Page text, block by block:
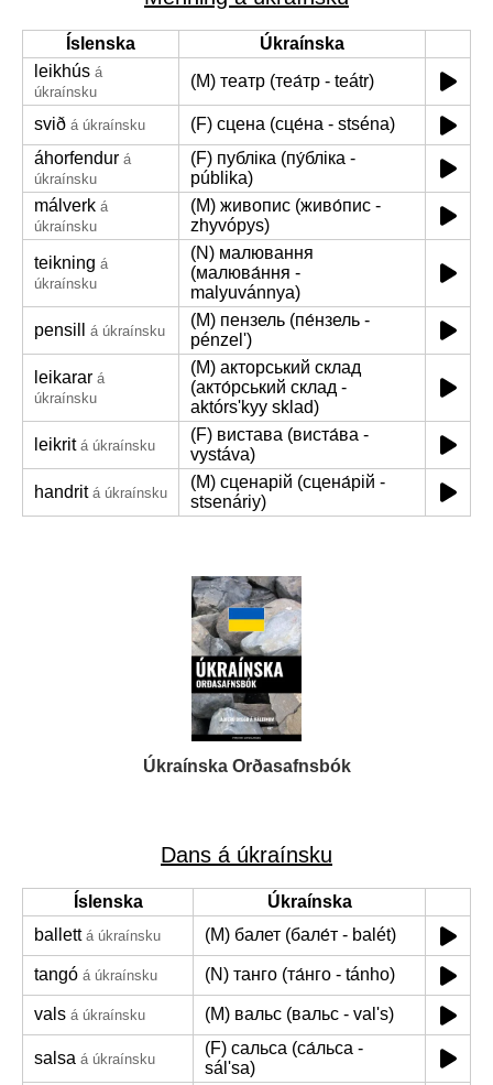
Íslenska
Úkraínska
leikhús á
úkraínsku
(M) театр (теа́тр - teátr)
svið á úkraínsku
(F) сцена (сце́на - stséna)
áhorfendur á
úkraínsku
(F) публіка (пу́бліка -
públika)
málverk á
úkraínsku
(M) живопис (живо́пис -
zhyvópys)
teikning á
úkraínsku
(N) малювання
(малюва́ння -
malyuvánnya)
pensill
á úkraínsku
(M) пензель (пе́нзель -
pénzelʹ)
leikarar á
úkraínsku
(M) акторський склад
(акто́рський склад -
aktórsʹkyy sklad)
leikrit á úkraínsku
(F) вистава (виста́ва -
vystáva)
handrit á úkraínsku
(M) сценарій (сцена́рій -
stsenáriy)
Úkraínska Orðasafnsbók
Dans á úkraínsku
Íslenska
Úkraínska
ballett á úkraínsku (M) балет (бале́т - balét)
tangó á úkraínsku (N) танго (та́нго - tánho)
vals á úkraínsku (M) вальс (вальс - valʹs)
salsa á úkraínsku
(F) сальса (са́льса -
sálʹsa)